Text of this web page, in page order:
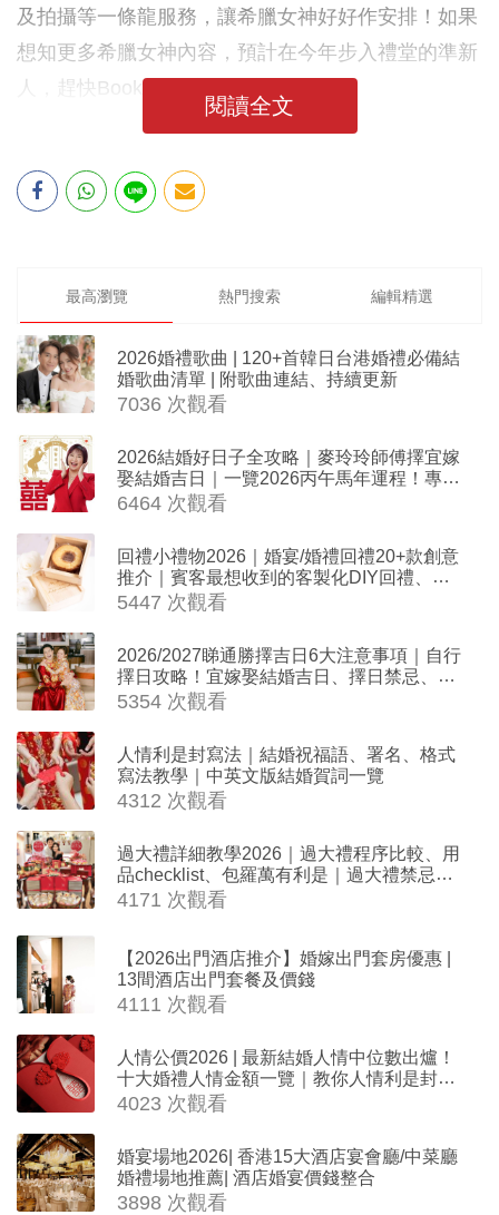
及拍攝等一條龍服務，讓希臘女神好好作安排！如果
想知更多希臘女神內容，預計在今年步入禮堂的準新
人，趕快Bookmark這篇文章吧！
閱讀全文
最高瀏覽 熱門搜索 編輯精選
2026婚禮歌曲 | 120+首韓日台港婚禮必備結
婚歌曲清單 | 附歌曲連結、持續更新
7036 次觀看
2026結婚好日子全攻略｜麥玲玲師傅擇宜嫁
娶結婚吉日｜一覽2026丙午馬年運程！專業
擇日結婚+避開沖煞生肖指南
6464 次觀看
回禮小禮物2026｜婚宴/婚禮回禮20+款創意
推介｜賓客最想收到的客製化DIY回禮、姊
妹禮物（持續更新）
5447 次觀看
2026/2027睇通勝擇吉日6大注意事項｜自行
擇日攻略！宜嫁娶結婚吉日、擇日禁忌、相
沖生肖一覽
5354 次觀看
人情利是封寫法｜結婚祝福語、署名、格式
寫法教學｜中英文版結婚賀詞一覽
4312 次觀看
過大禮詳細教學2026｜過大禮程序比較、用
品checklist、包羅萬有利是｜過大禮禁忌及
吉祥說話
4171 次觀看
【2026出門酒店推介】婚嫁出門套房優惠 |
13間酒店出門套餐及價錢
4111 次觀看
人情公價2026 | 最新結婚人情中位數出爐！
十大婚禮人情金額一覽｜教你人情利是封寫
法
4023 次觀看
婚宴場地2026| 香港15大酒店宴會廳/中菜廳
婚禮場地推薦| 酒店婚宴價錢整合
3898 次觀看